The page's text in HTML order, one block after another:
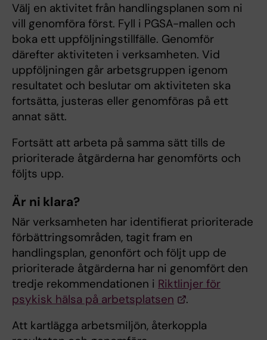
Välj en aktivitet från handlingsplanen som ni
vill genomföra först. Fyll i PGSA-mallen och
boka ett uppföljningstillfälle. Genomför
därefter aktiviteten i verksamheten. Vid
uppföljningen går arbetsgruppen igenom
resultatet och beslutar om aktiviteten ska
fortsätta, justeras eller genomföras på ett
annat sätt.
Fortsätt att arbeta på samma sätt tills de
prioriterade åtgärderna har genomförts och
följts upp.
Är ni klara?
När verksamheten har identifierat prioriterade
förbättringsområden, tagit fram en
handlingsplan, genonfört och följt upp de
prioriterade åtgärderna har ni genomfört den
tredje rekommendationen i Riktlinjer för
psykisk hälsa på arbetsplatsen
.
Att kartlägga arbetsmiljön, återkoppla